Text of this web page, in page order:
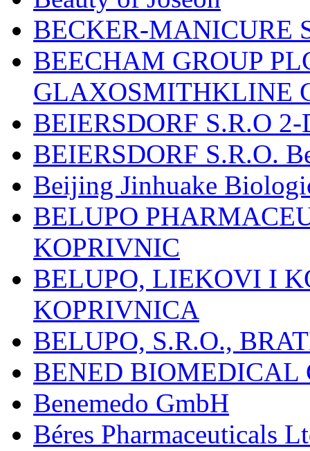
BECKER-MANICURE
BEECHAM GROUP
GLAXOSMITHKLINE
BEIERSDORF S.R.O
BEIERSDORF S.R.O.
Beijing Jinhuake
BELUPO
KOPRIVNIC
BELUPO, LIEKOVI I
KOPRIVNICA
BELUPO, S.R.O.,
BENED BIOMEDICAL
Benemedo GmbH
Béres Pharmaceuticals